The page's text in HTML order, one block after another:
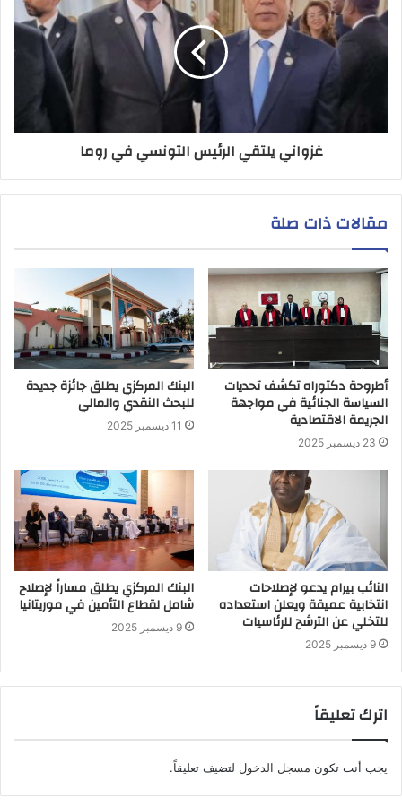
غزواني يلتقي الرئيس التونسي في روما
مقالات ذات صلة
أطروحة دكتوراه تكشف تحديات
السياسة الجنائية في مواجهة
الجريمة الاقتصادية
23 ديسمبر 2025
البنك المركزي يطلق جائزة جديدة
للبحث النقدي والمالي
11 ديسمبر 2025
النائب بيرام يدعو لإصلاحات
انتخابية عميقة ويعلن استعداده
للتخلي عن الترشح للرئاسيات
9 ديسمبر 2025
البنك المركزي يطلق مساراً لإصلاح
شامل لقطاع التأمين في موريتانيا
9 ديسمبر 2025
اترك تعليقاً
يجب أنت تكون مسجل الدخول لتضيف تعليقاً.